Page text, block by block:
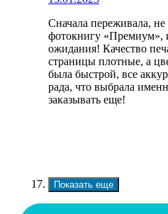
Сначала переживала, не
фотокнигу «Премиум»,
ожидания! Качество
страницы плотные, а
была быстрой, все
рада, что выбрала
заказывать еще!
Показать еще